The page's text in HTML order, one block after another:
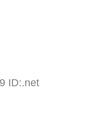
ID:.net